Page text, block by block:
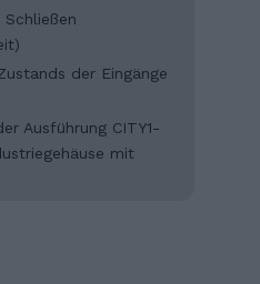
der Eingänge
Ausführung CITY1-
mit